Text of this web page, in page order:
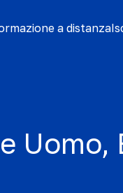
a distanza
Uomo,